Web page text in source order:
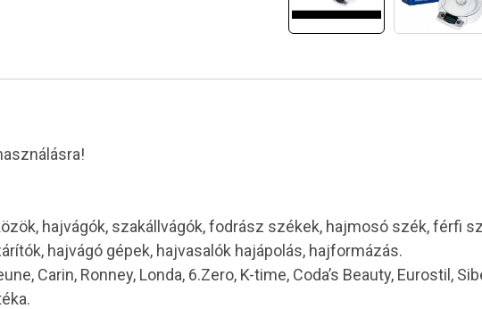
hajvágók, szakállvágók, fodrász székek, hajmosó szék, férfi
hajvágó gépek, hajvasalók hajápolás, hajformázás.
Carin, Ronney, Londa, 6.Zero, K-time, Coda’s Beauty, Eurostil,